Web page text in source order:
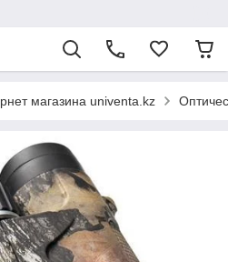
магазина univenta.kz